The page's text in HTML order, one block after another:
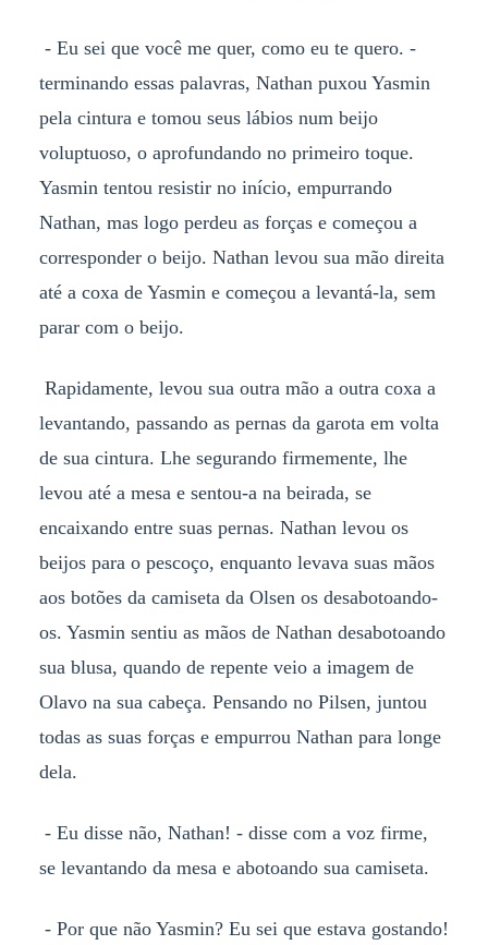
- Eu sei que você me quer, como eu te quero. -
terminando essas palavras, Nathan puxou Yasmin
pela cintura e tomou seus lábios num beijo
voluptuoso, o aprofundando no primeiro toque.
Yasmin tentou resistir no início, empurrando
Nathan, mas logo perdeu as forças e começou a
corresponder o beijo. Nathan levou sua mão direita
até a coxa de Yasmin e começou a levantá-la, sem
parar com o beijo.
Rapidamente, levou sua outra mão a outra coxa a
levantando, passando as pernas da garota em volta
de sua cintura. Lhe segurando firmemente, lhe
levou até a mesa e sentou-a na beirada, se
encaixando entre suas pernas. Nathan levou os
beijos para o pescoço, enquanto levava suas mãos
aos botões da camiseta da Olsen os desabotoando-
os. Yasmin sentiu as mãos de Nathan desabotoando
sua blusa, quando de repente veio a imagem de
Olavo na sua cabeça. Pensando no Pilsen, juntou
todas as suas forças e empurrou Nathan para longe
dela.
- Eu disse não, Nathan! - disse com a voz firme,
se levantando da mesa e abotoando sua camiseta.
- Por que não Yasmin? Eu sei que estava gostando!